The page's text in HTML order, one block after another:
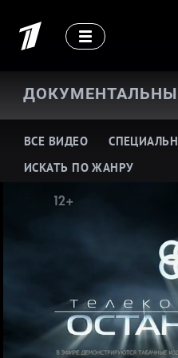
ВСЕ ВИДЕО
Про историю
Про жизнь
Про кино и театр
Про армию
ИСКАТЬ ПО ЖАНРУ